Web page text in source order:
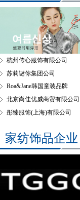
杭州传心服饰有限公司
苏莉谜你集团公司
Roa&Jane韩国童装品牌
北京尚佳优威商贸有限公司
彤臻服饰(上海)有限公司
家纺饰品企业